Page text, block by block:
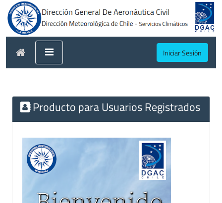
Iniciar Sesión
Producto para Usuarios Registrados